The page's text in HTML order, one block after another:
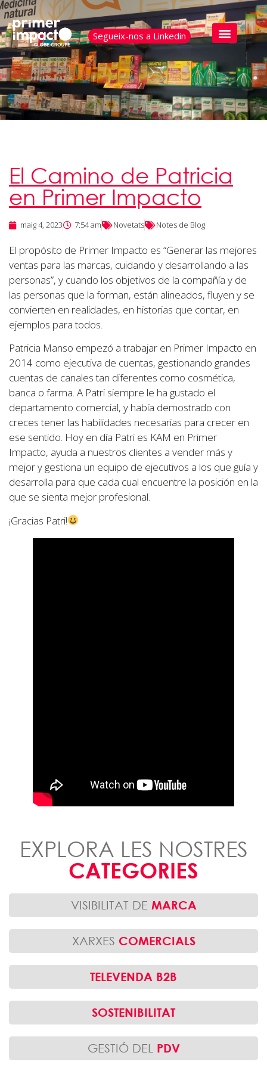
Segueix-nos a Linkedin
El Camino de Patricia
en Primer Impacto
maig 4, 2023 7:54 am Novetats Notes de Blog
El propósito de Primer Impacto es “Generar las mejores
ventas para las marcas, cuidando y desarrollando a las
personas”, y cuando los objetivos de la compañía y de
las personas que la forman, están alineados, fluyen y se
convierten en realidades, en historias que contar, en
ejemplos para todos.
Patricia Manso empezó a trabajar en Primer Impacto en
2014 como ejecutiva de cuentas, gestionando grandes
cuentas de canales tan diferentes como cosmética,
banca o farma. A Patri siempre le ha gustado el
departamento comercial, y había demostrado con
creces tener las habilidades necesarias para crecer en
ese sentido. Hoy en día Patri es KAM en Primer
Impacto, ayuda a nuestros clientes a vender más y
mejor y gestiona un equipo de ejecutivos a los que guía y
desarrolla para que cada cual encuentre la posición en la
que se sienta mejor profesional.
¡Gracias Patri!
EXPLORA LES NOSTRES
CATEGORIES
VISIBILITAT DE MARCA
XARXES COMERCIALS
TELEVENDA B2B
SOSTENIBILITAT
GESTIÓ DEL PDV